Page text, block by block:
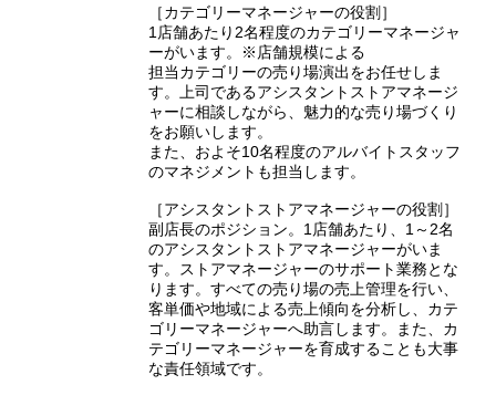
［カテゴリーマネージャーの役割］
1店舗あたり2名程度のカテゴリーマネージャ
ーがいます。※店舗規模による
担当カテゴリーの売り場演出をお任せしま
す。上司であるアシスタントストアマネージ
ャーに相談しながら、魅力的な売り場づくり
をお願いします。
また、およそ10名程度のアルバイトスタッフ
のマネジメントも担当します。
［アシスタントストアマネージャーの役割］
副店長のポジション。1店舗あたり、1～2名
のアシスタントストアマネージャーがいま
す。ストアマネージャーのサポート業務とな
ります。すべての売り場の売上管理を行い、
客単価や地域による売上傾向を分析し、カテ
ゴリーマネージャーへ助言します。また、カ
テゴリーマネージャーを育成することも大事
な責任領域です。